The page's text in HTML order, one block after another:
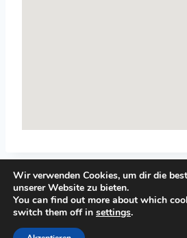
© 2026 Top-
Wir verwenden Cookies, um dir die
unserer Website zu bieten.
You can find out more about which
switch them off in settings.